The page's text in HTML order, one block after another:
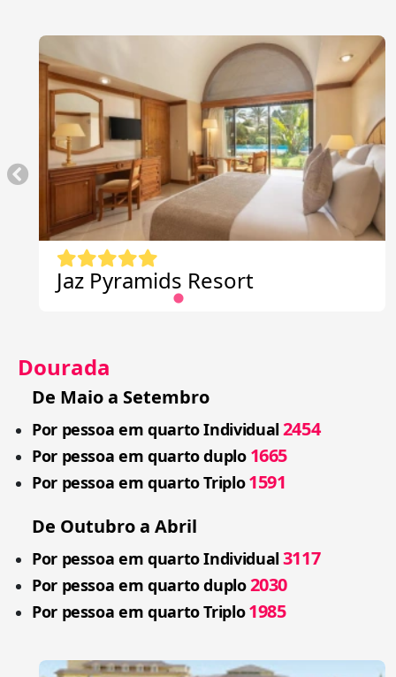
Jaz Pyramids Resort
Dourada
De Maio a Setembro
Por pessoa em quarto Individual 2454
Por pessoa em quarto duplo 1665
Por pessoa em quarto Triplo1591
De Outubro a Abril
Por pessoa em quarto Individual 3117
Por pessoa em quarto duplo2030
Por pessoa em quarto Triplo1985